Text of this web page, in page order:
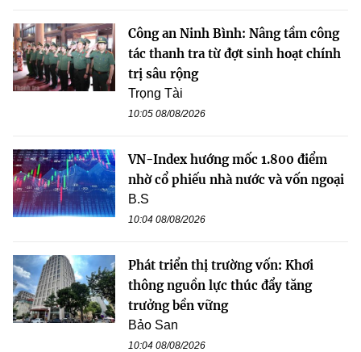
Công an Ninh Bình: Nâng tầm công
tác thanh tra từ đợt sinh hoạt chính
trị sâu rộng
Trọng Tài
10:05 08/08/2026
VN-Index hướng mốc 1.800 điểm
nhờ cổ phiếu nhà nước và vốn ngoại
B.S
10:04 08/08/2026
Phát triển thị trường vốn: Khơi
thông nguồn lực thúc đẩy tăng
trưởng bền vững
Bảo San
10:04 08/08/2026